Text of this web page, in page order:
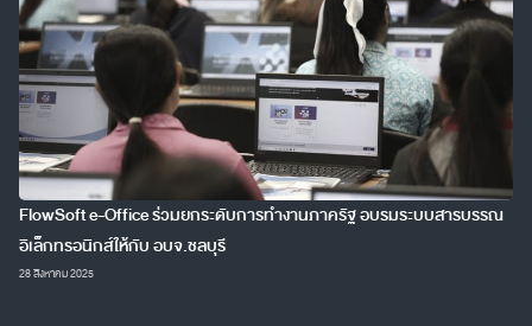
FlowSoft e-Office ร่วมยกระดับการทำงานภาครัฐ อบรมระบบสารบรรณ
อิเล็กทรอนิกส์ให้กับ อบจ.ชลบุรี
28 สิงหาคม 2025